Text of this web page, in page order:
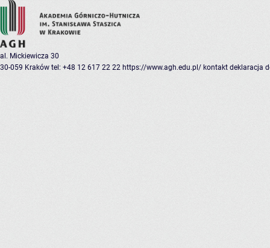
al. Mickiewicza 30
30-059 Kraków tel: +48 12 617 22 22 https://www.agh.edu.pl/ kontakt deklaracja